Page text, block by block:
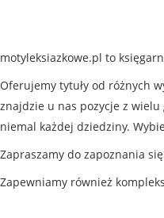
motyleksiazkowe.pl to
Oferujemy tytuły od różnych
znajdzie u nas pozycje z
niemal każdej dziedziny.
Zapraszamy do zapoznania
Zapewniamy również